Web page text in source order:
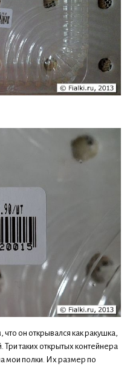
что он открывался как ракушка,
Три таких открытых контейнера
мои полки. Их размер по